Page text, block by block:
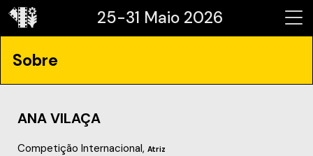
25-31 Maio 2026
Sobre
ANA VILAÇA
Competição Internacional, Atriz